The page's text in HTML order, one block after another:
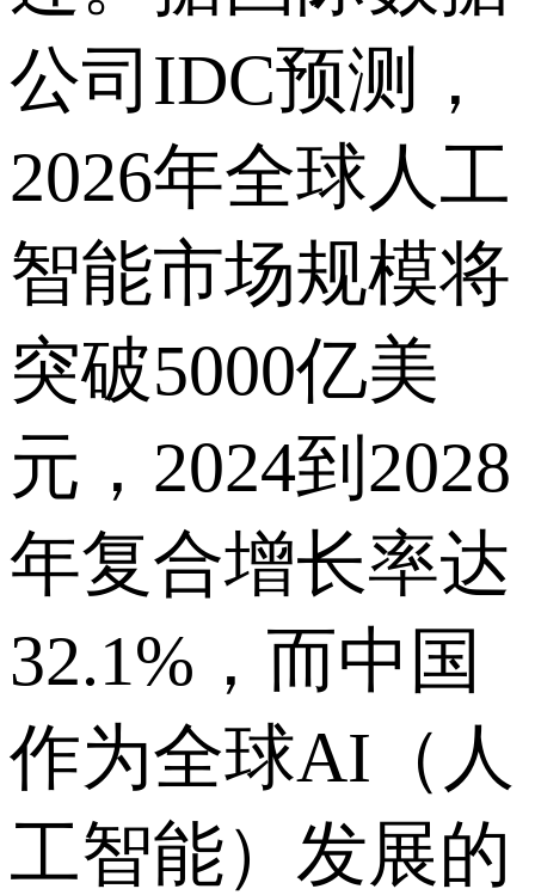
公司IDC预测，
2026年全球人工
智能市场规模将
突破5000亿美
元，2024到2028
年复合增长率达
32.1%，而中国
作为全球AI（人
工智能）发展的